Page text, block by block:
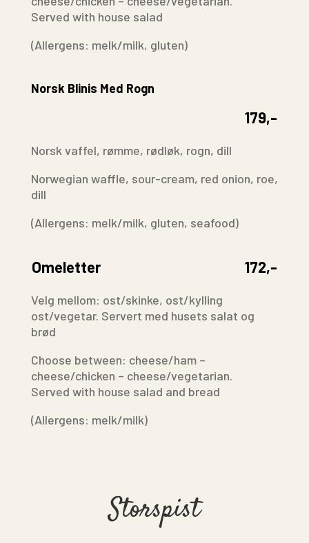
Served with house salad
(Allergens: melk/milk, gluten)
Norsk Blinis Med Rogn
179,-
Norsk vaffel, rømme, rødløk, rogn, dill
Norwegian waffle, sour-cream, red onion, roe,
dill
(Allergens: melk/milk, gluten, seafood)
Omeletter 172,-
Velg mellom: ost/skinke, ost/kylling
ost/vegetar. Servert med husets salat og
brød
Choose between: cheese/ham –
cheese/chicken – cheese/vegetarian.
Served with house salad and bread
(Allergens: melk/milk)
Storspist